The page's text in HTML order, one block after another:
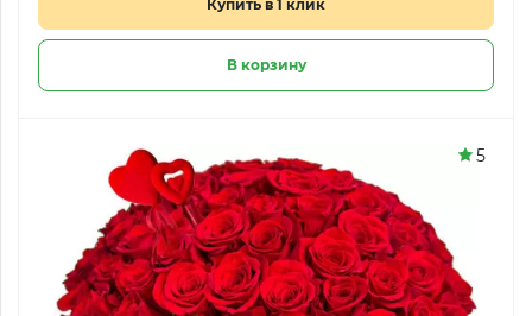
Купить в 1 клик
В корзину
5